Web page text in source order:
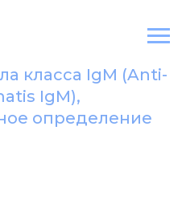
класса IgM (Anti-
IgM),
определение